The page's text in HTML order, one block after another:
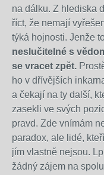
na dálku. Z hlediska
říct, že nemají
týká hojnosti. Jenže
neslučitelné s
se vracet zpět.
ho v dřívějších
a čekají na ty další,
zasekli ve svých
pravd. Zde vnímám
paradox, ale lidé,
jím vlastně nejsou.
žádný zájem na